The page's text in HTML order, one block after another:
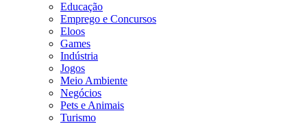
Educação
Emprego e Concursos
Eloos
Games
Indústria
Jogos
Meio Ambiente
Negócios
Pets e Animais
Turismo